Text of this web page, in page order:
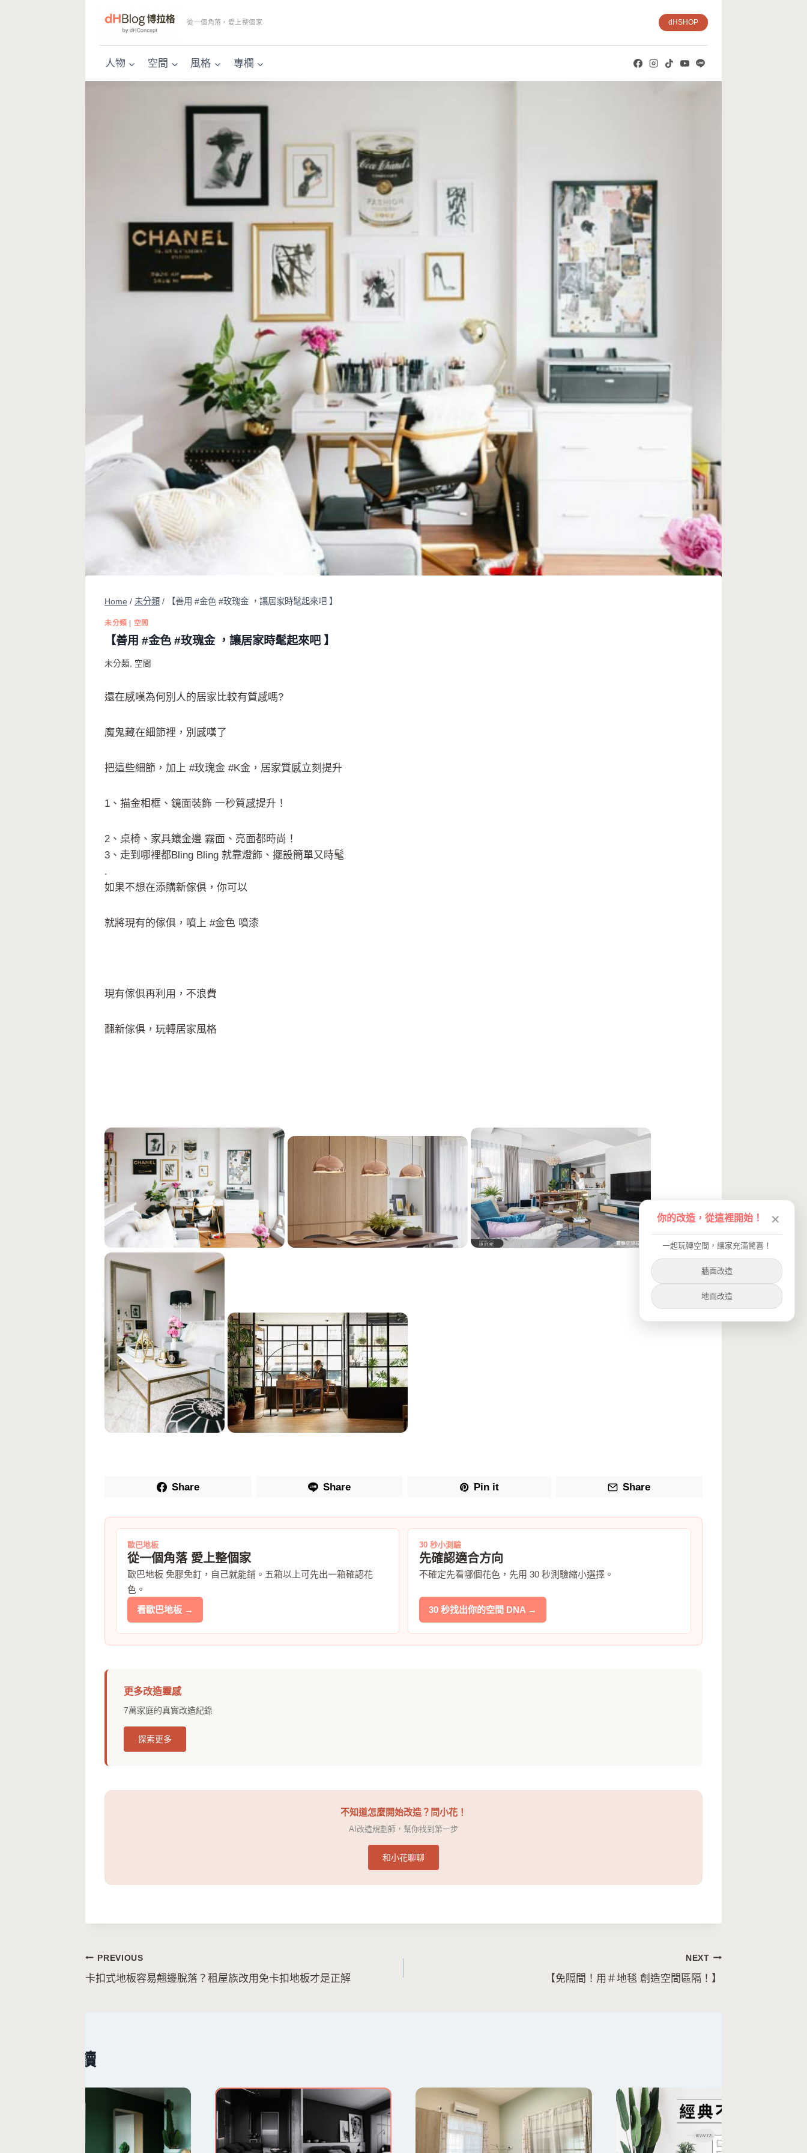
從一個角落，愛上整個家 dHSHOP
人物 空間 風格 專欄
Home / 未分類 / 【善用 #金色 #玫瑰金 ，讓居家時髦起來吧 】
未分類 | 空間
【善用 #金色 #玫瑰金 ，讓居家時髦起來吧 】
未分類, 空間
還在感嘆為何別人的居家比較有質感嗎?
魔鬼藏在細節裡，別感嘆了
把這些細節，加上 #玫瑰金 #K金，居家質感立刻提升
1、描金相框、鏡面裝飾 一秒質感提升！
2、桌椅、家具鑲金邊 霧面、亮面都時尚！
3、走到哪裡都Bling Bling 就靠燈飾、擺設簡單又時髦
.
如果不想在添購新傢俱，你可以
就將現有的傢俱，噴上 #金色 噴漆
現有傢俱再利用，不浪費
翻新傢俱，玩轉居家風格
Share Share Pin it Share
歐巴地板
從一個角落 愛上整個家
歐巴地板 免膠免釘，自己就能鋪。五箱以上可先出一箱確認花
色。
看歐巴地板 →
30 秒小測驗
先確認適合方向
不確定先看哪個花色，先用 30 秒測驗縮小選擇。
30 秒找出你的空間 DNA →
更多改造靈感
7萬家庭的真實改造紀錄
探索更多
不知道怎麼開始改造？問小花！
AI改造規劃師，幫你找到第一步
和小花聊聊
文
章
PREVIOUS
卡扣式地板容易翹邊脫落？租屋族改用免卡扣地板才是正解
NEXT
【免隔間！用＃地毯 創造空間區隔！】
繼續閱讀
你的改造，從這裡開始！ ✕
一起玩轉空間，讓家充滿驚喜！
牆面改造
地面改造